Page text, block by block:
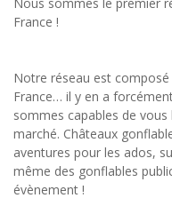
Nous sommes le premier
France !
Notre réseau est
France… il y en a
sommes capables de
marché. Châteaux
aventures pour les ados,
même des gonflables
évènement !